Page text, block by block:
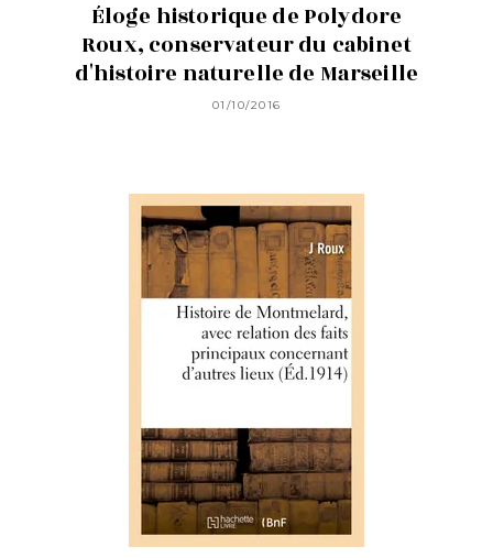
Éloge historique de Polydore
Roux, conservateur du cabinet
d'histoire naturelle de Marseille
01/10/2016